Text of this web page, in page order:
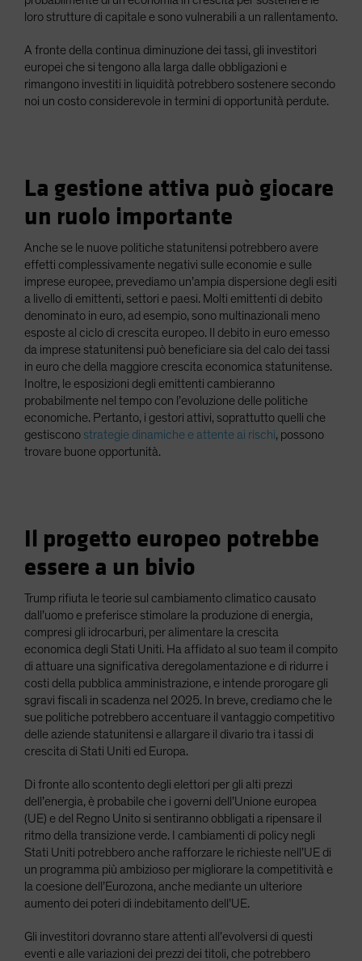
loro strutture di capitale e sono vulnerabili a un rallentamento.
A fronte della continua diminuzione dei tassi, gli investitori
europei che si tengono alla larga dalle obbligazioni e
rimangono investiti in liquidità potrebbero sostenere secondo
noi un costo considerevole in termini di opportunità perdute.
La gestione attiva può giocare
un ruolo importante
Anche se le nuove politiche statunitensi potrebbero avere
effetti complessivamente negativi sulle economie e sulle
imprese europee, prevediamo un’ampia dispersione degli esiti
a livello di emittenti, settori e paesi. Molti emittenti di debito
denominato in euro, ad esempio, sono multinazionali meno
esposte al ciclo di crescita europeo. Il debito in euro emesso
da imprese statunitensi può beneficiare sia del calo dei tassi
in euro che della maggiore crescita economica statunitense.
Inoltre, le esposizioni degli emittenti cambieranno
probabilmente nel tempo con l’evoluzione delle politiche
economiche. Pertanto, i gestori attivi, soprattutto quelli che
gestiscono strategie dinamiche e attente ai rischi, possono
trovare buone opportunità.
Il progetto europeo potrebbe
essere a un bivio
Trump rifiuta le teorie sul cambiamento climatico causato
dall’uomo e preferisce stimolare la produzione di energia,
compresi gli idrocarburi, per alimentare la crescita
economica degli Stati Uniti. Ha affidato al suo team il compito
di attuare una significativa deregolamentazione e di ridurre i
costi della pubblica amministrazione, e intende prorogare gli
sgravi fiscali in scadenza nel 2025. In breve, crediamo che le
sue politiche potrebbero accentuare il vantaggio competitivo
delle aziende statunitensi e allargare il divario tra i tassi di
crescita di Stati Uniti ed Europa.
Di fronte allo scontento degli elettori per gli alti prezzi
dell’energia, è probabile che i governi dell’Unione europea
(UE) e del Regno Unito si sentiranno obbligati a ripensare il
ritmo della transizione verde. I cambiamenti di policy negli
Stati Uniti potrebbero anche rafforzare le richieste nell’UE di
un programma più ambizioso per migliorare la competitività e
la coesione dell’Eurozona, anche mediante un ulteriore
aumento dei poteri di indebitamento dell’UE.
Gli investitori dovranno stare attenti all’evolversi di questi
eventi e alle variazioni dei prezzi dei titoli, che potrebbero